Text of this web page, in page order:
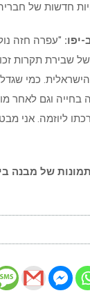
חדשות של
יפו: "עפרה חזה
שבירת תקרות
כמי שגדל
וגם לאחר
ליוזמה. אני
של מבנה